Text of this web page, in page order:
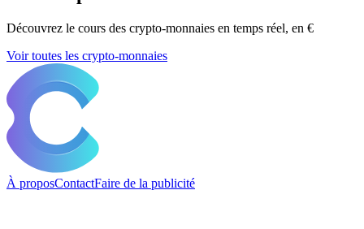
Découvrez le cours des crypto-monnaies en temps réel, en €
Voir toutes les crypto-monnaies
À proposContactFaire de la publicité